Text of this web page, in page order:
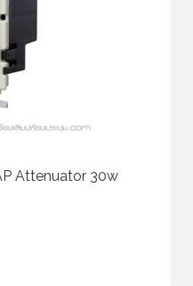
Attenuator 30w